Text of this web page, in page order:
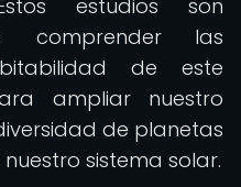
estudios son
comprender las
de este
ampliar nuestro
de planetas
sistema solar.